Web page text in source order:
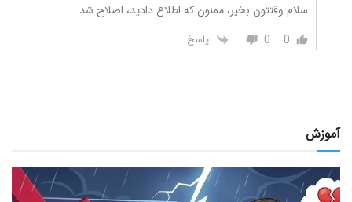
سلام وقتتون بخیر، ممنون که اطلاع دادید، اصلاح شد.
0
0 پاسخ
آموزش